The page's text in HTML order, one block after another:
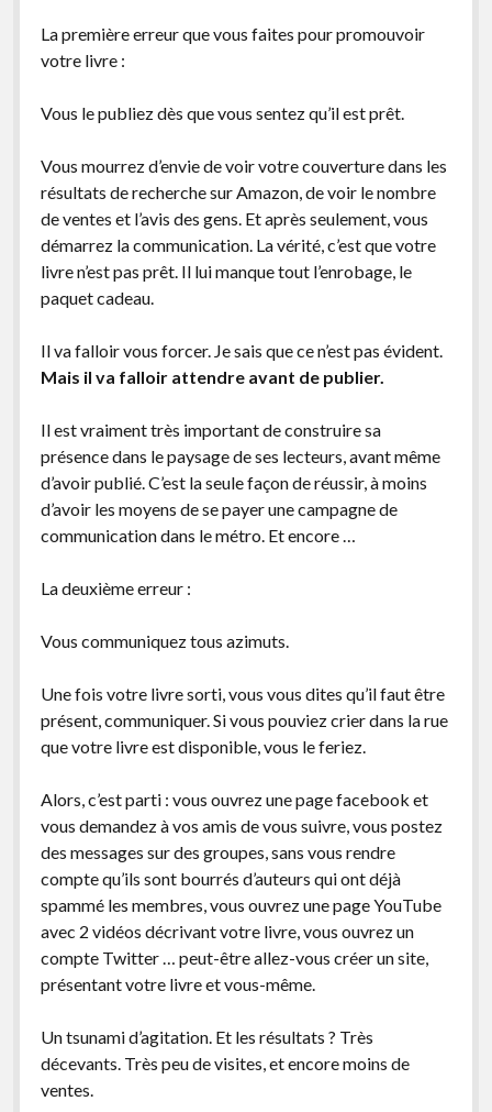
La première erreur que vous faites pour promouvoir
votre livre :
Vous le publiez dès que vous sentez qu’il est prêt.
Vous mourrez d’envie de voir votre couverture dans les
résultats de recherche sur Amazon, de voir le nombre
de ventes et l’avis des gens. Et après seulement, vous
démarrez la communication. La vérité, c’est que votre
livre n’est pas prêt. Il lui manque tout l’enrobage, le
paquet cadeau.
Il va falloir vous forcer. Je sais que ce n’est pas évident.
Mais il va falloir attendre avant de publier.
Il est vraiment très important de construire sa
présence dans le paysage de ses lecteurs, avant même
d’avoir publié. C’est la seule façon de réussir, à moins
d’avoir les moyens de se payer une campagne de
communication dans le métro. Et encore …
La deuxième erreur :
Vous communiquez tous azimuts.
Une fois votre livre sorti, vous vous dites qu’il faut être
présent, communiquer. Si vous pouviez crier dans la rue
que votre livre est disponible, vous le feriez.
Alors, c’est parti : vous ouvrez une page facebook et
vous demandez à vos amis de vous suivre, vous postez
des messages sur des groupes, sans vous rendre
compte qu’ils sont bourrés d’auteurs qui ont déjà
spammé les membres, vous ouvrez une page YouTube
avec 2 vidéos décrivant votre livre, vous ouvrez un
compte Twitter … peut-être allez-vous créer un site,
présentant votre livre et vous-même.
Un tsunami d’agitation. Et les résultats ? Très
décevants. Très peu de visites, et encore moins de
ventes.